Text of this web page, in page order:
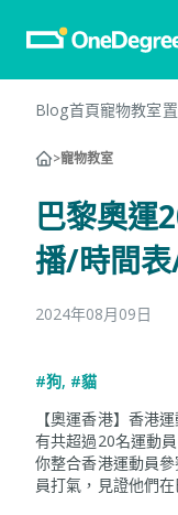
Blog首頁寵物教室
>寵物教室
巴黎奧運
播/時間
2024年08月09日
#狗, #貓
【奧運香港】香港
有共超過20名運動
你整合香港運動員
員打氣，見證他們